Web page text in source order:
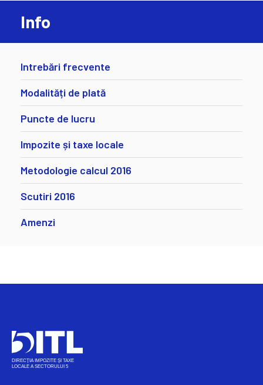
Info
Intrebări frecvente
Modalități de plată
Puncte de lucru
Impozite și taxe locale
Metodologie calcul 2016
Scutiri 2016
Amenzi